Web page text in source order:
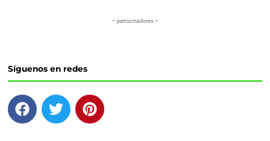
– patrocinadores –
Síguenos en redes
F
a
T
w
P
i